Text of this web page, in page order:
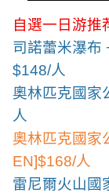
自選一日游推
司諾蕾米瀑布
$148/人
奧林匹克國家
人
奧林匹克國家
EN]$168/人
雷尼爾火山國